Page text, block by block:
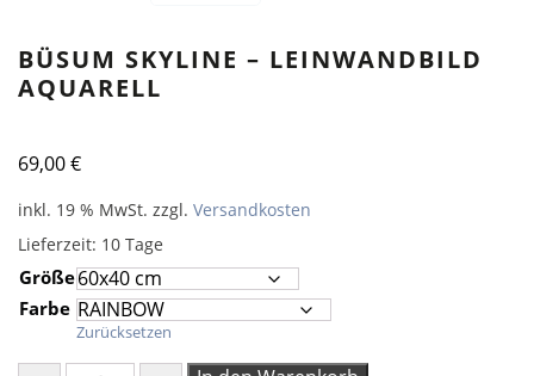
BÜSUM SKYLINE – LEINWANDBILD
AQUARELL
69,00€
inkl. 19 % MwSt. zzgl. Versandkosten
Lieferzeit: 10 Tage
Größe
Farbe
Zurücksetzen